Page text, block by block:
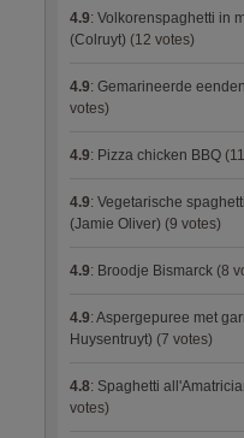
4.9: Volkorenspaghetti in
(Colruyt) (12 votes)
4.9: Gemarineerde
votes)
4.9: Pizza chicken BBQ
4.9: Vegetarische
(Jamie Oliver) (9 votes)
4.9: Broodje Bismarck (8
4.9: Aspergepuree met
Huysentruyt) (7 votes)
4.8: Spaghetti
votes)